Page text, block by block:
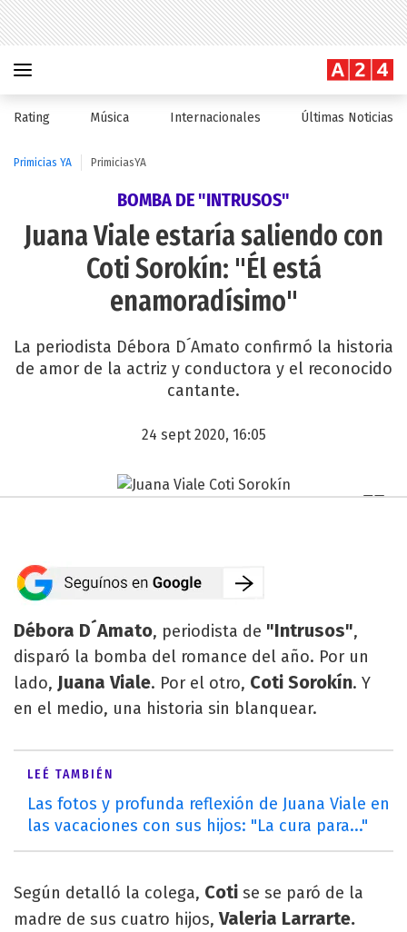
Rating Música Internacionales Últimas Noticias
Primicias YA PrimiciasYA
BOMBA DE "INTRUSOS"
Juana Viale estaría saliendo con
Coti Sorokín: "Él está
enamoradísimo"
La periodista Débora D´Amato confirmó la historia
de amor de la actriz y conductora y el reconocido
cantante.
24 sept 2020, 16:05
Débora D´Amato, periodista de "Intrusos",
disparó la bomba del romance del año. Por un
lado, Juana Viale. Por el otro, Coti Sorokín. Y
en el medio, una historia sin blanquear.
LEÉ TAMBIÉN
Las fotos y profunda reflexión de Juana Viale en
las vacaciones con sus hijos: "La cura para..."
Según detalló la colega, Coti se se paró de la
madre de sus cuatro hijos,Valeria Larrarte.